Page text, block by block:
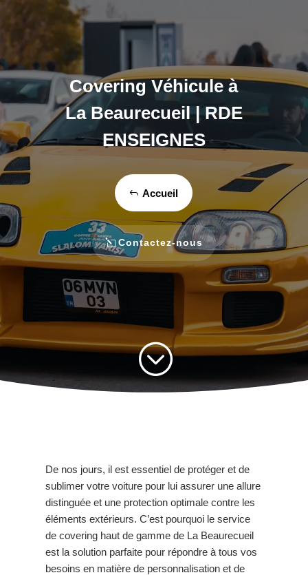
Covering Véhicule à
La Beaurecueil | RDE
ENSEIGNES
Accueil
Contactez-nous
;
De nos jours, il est essentiel de protéger et de
sublimer votre voiture pour lui assurer une allure
distinguée et une protection optimale contre les
éléments extérieurs. C’est pourquoi le service
de covering haut de gamme de La Beaurecueil
est la solution parfaite pour répondre à tous vos
besoins en matière de personnalisation et de